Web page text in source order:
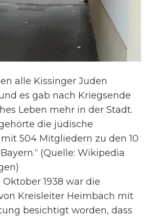
alle Kissinger Juden
es gab nach Kriegsende
Leben mehr in der Stadt.
die jüdische
504 Mitgliedern zu den 10
(Quelle: Wikipedia
Oktober 1938 war die
Kreisleiter Heimbach mit
besichtigt worden, dass